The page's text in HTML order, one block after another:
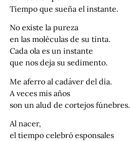
Tiempo que sueña el instante.
No existe la pureza
en las moléculas de su tinta.
Cada ola es un instante
que nos deja su sedimento.
Me aferro al cadáver del día.
A veces mis años
son un alud de cortejos fúnebres.
Al nacer,
el tiempo celebró esponsales